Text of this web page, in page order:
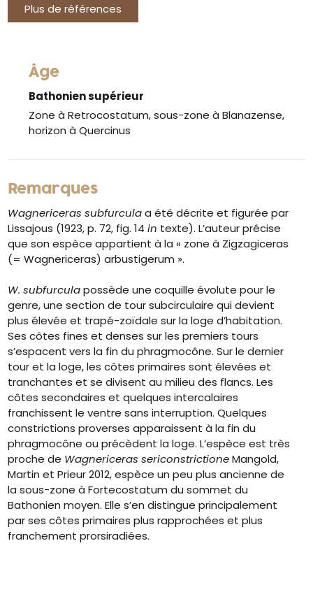
Plus de références
Âge
Bathonien supérieur
Zone à Retrocostatum, sous-zone à Blanazense,
horizon à Quercinus
Remarques
Wagnericeras subfurculaa été décrite et figurée par
Lissajous (1923, p. 72, fig. 14in texte). L’auteur précise
que son espèce appartient à la « zone à Zigzagiceras
(= Wagnericeras) arbustigerum ».
W. subfurculapossède une coquille évolute pour le
genre, une section de tour subcirculaire qui devient
plus élevée et trapé-zoïdale sur la loge d’habitation.
Ses côtes fines et denses sur les premiers tours
s’espacent vers la fin du phragmocône. Sur le dernier
tour et la loge, les côtes primaires sont élevées et
tranchantes et se divisent au milieu des flancs. Les
côtes secondaires et quelques intercalaires
franchissent le ventre sans interruption. Quelques
constrictions proverses apparaissent à la fin du
phragmocône ou précèdent la loge. L’espèce est très
proche de Wagnericeras sericonstrictioneMangold,
Martin et Prieur 2012, espèce un peu plus ancienne de
la sous-zone à Fortecostatum du sommet du
Bathonien moyen. Elle s’en distingue principalement
par ses côtes primaires plus rapprochées et plus
franchement prorsiradiées.